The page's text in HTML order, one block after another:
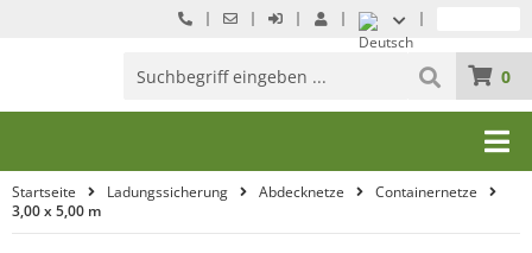
0
Startseite Ladungssicherung Abdecknetze
Containernetze
3,00 x 5,00 m